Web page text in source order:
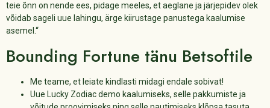
teie õnn on nende ees, pidage meeles, et aeglane ja järjepidev olek
võidab sageli uue lahingu, ärge kiirustage panustega kaalumise
asemel.“
Bounding Fortune tänu Betsoftile
Me teame, et leiate kindlasti midagi endale sobivat!
Uue Lucky Zodiac demo kaalumiseks, selle pakkumiste ja